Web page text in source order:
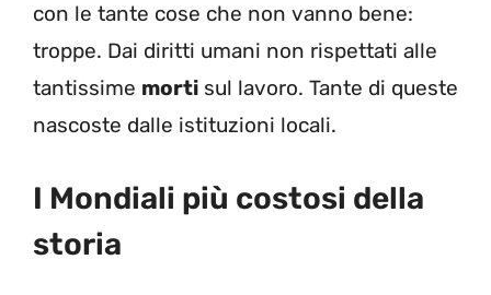
con le tante cose che non vanno bene:
troppe. Dai diritti umani non rispettati alle
tantissime morti sul lavoro. Tante di queste
nascoste dalle istituzioni locali.
I Mondiali più costosi della
storia